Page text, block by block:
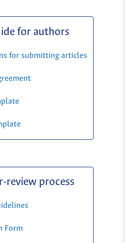
for authors
for submitting articles
review process
Form